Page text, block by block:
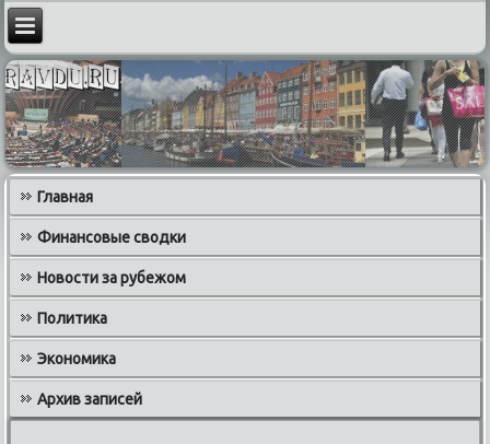
Главная
Финансовые сводки
Новости за рубежом
Политика
Экономика
Архив записей